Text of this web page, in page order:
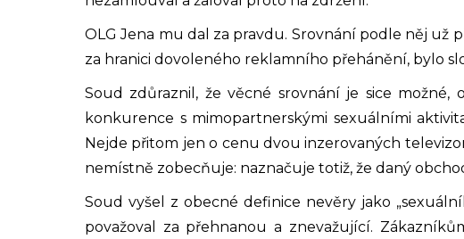
OLG Jena mu dal za pravdu. Srovnání podle něj už
za hranici dovoleného reklamního přehánění, bylo
Soud zdůraznil, že věcné srovnání je sice možné,
konkurence s mimopartnerskými sexuálními
Nejde přitom jen o cenu dvou inzerovaných
nemístně zobecňuje: naznačuje totiž, že daný
Soud vyšel z obecné definice nevěry jako
považoval za přehnanou a znevažující.